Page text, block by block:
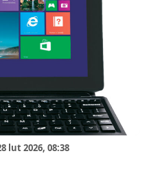
lut 2026, 08:38